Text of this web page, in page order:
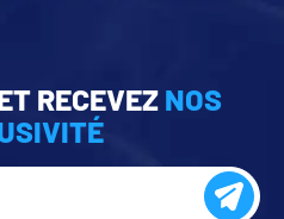
RECEVEZ NOS